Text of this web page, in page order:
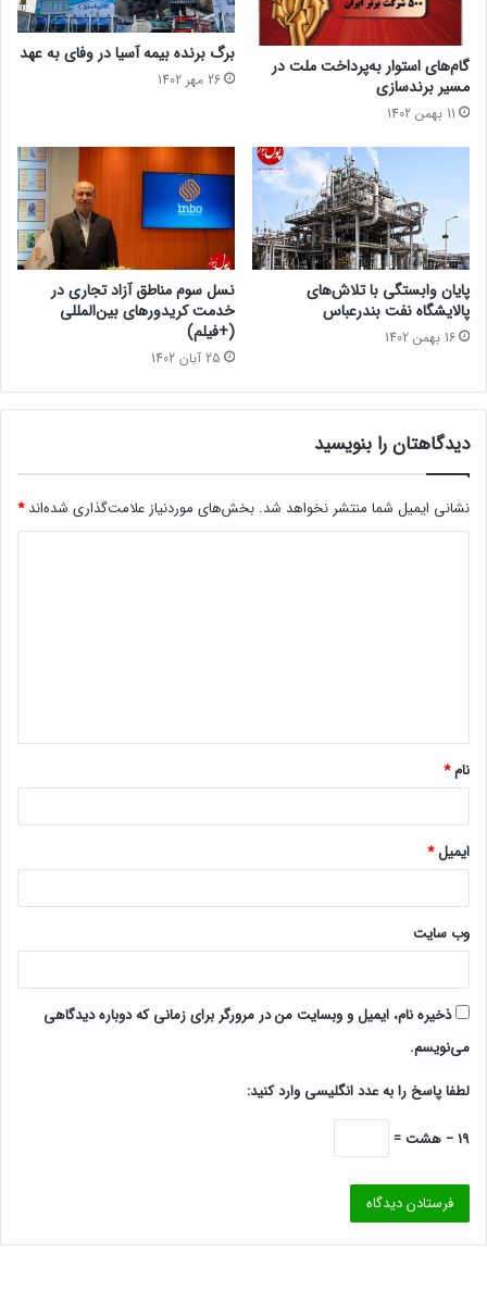
گام‌های استوار به‌پرداخت ملت در
مسیر برندسازی
11 بهمن 1402
برگ برنده بیمه آسیا در وفای به عهد
26 مهر 1402
پایان وابستگی با تلاش‌های
پالایشگاه نفت بندرعباس
16 بهمن 1402
نسل سوم مناطق آزاد تجاری در
خدمت کریدورهای بین‌المللی
(+فیلم)
25 آبان 1402
دیدگاهتان را بنویسید
نشانی ایمیل شما منتشر نخواهد شد. بخش‌های موردنیاز علامت‌گذاری شده‌اند*
*
نام*
ایمیل*
وب‌ سایت
ذخیره نام، ایمیل و وبسایت من در مرورگر برای زمانی که دوباره دیدگاهی
می‌نویسم.
لطفا پاسخ را به عدد انگلیسی وارد کنید:
19 − هشت =